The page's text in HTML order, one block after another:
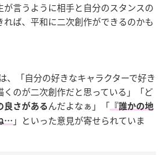
言うように相手と自分のスタンスの
ば、平和に二次創作ができるのかも
「自分の好きなキャラクターで好き
のが二次創作だと思っている」「ど
良さがある んだよなぁ」「 『誰かの地
… 」といった意見が寄せられていま